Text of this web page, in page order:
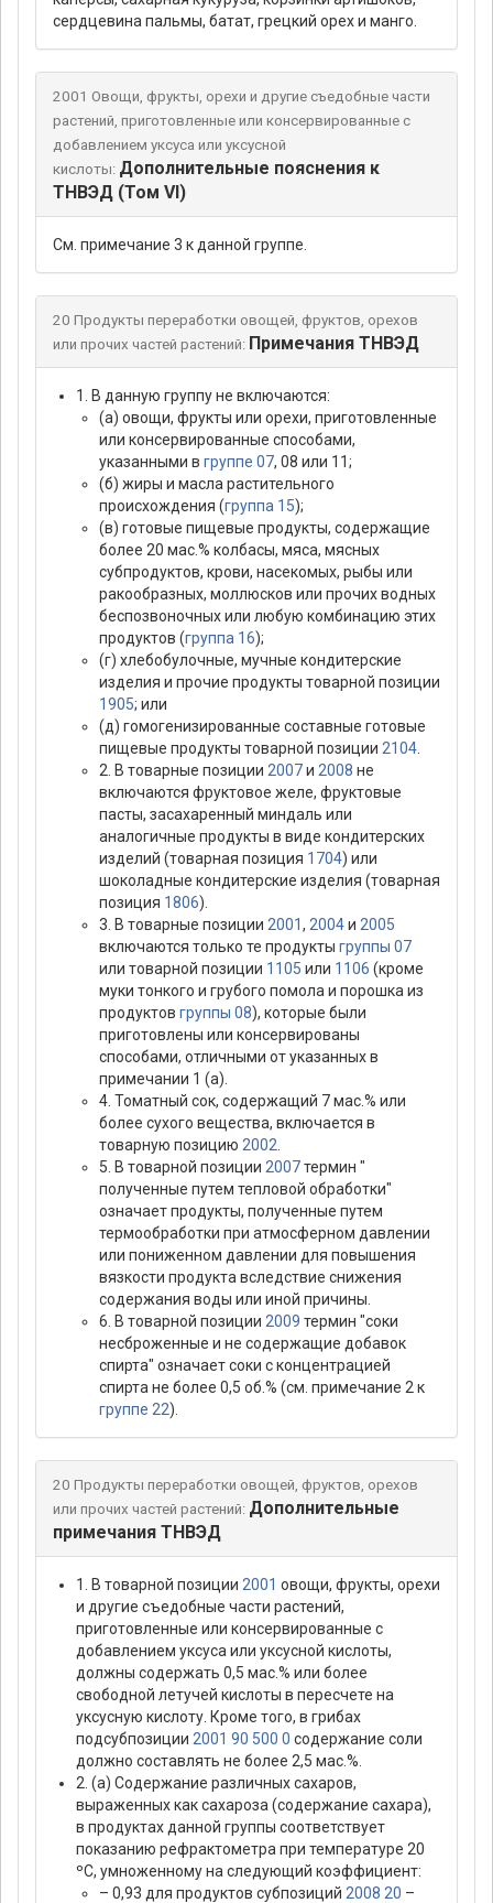
сердцевина пальмы, батат, грецкий орех и манго.
2001 Овощи, фрукты, орехи и другие съедобные части
растений, приготовленные или консервированные с
добавлением уксуса или уксусной
кислоты: Дополнительные пояснения к
ТНВЭД (Том VI)
См. примечание 3 к данной группе.
20 Продукты переработки овощей, фруктов, орехов
или прочих частей растений: Примечания ТНВЭД
1. В данную группу не включаются:
(а) овощи, фрукты или орехи, приготовленные
или консервированные способами,
указанными в группе 07, 08 или 11;
(б) жиры и масла растительного
происхождения (группа 15);
(в) готовые пищевые продукты, содержащие
более 20 мас.% колбасы, мяса, мясных
субпродуктов, крови, насекомых, рыбы или
ракообразных, моллюсков или прочих водных
беспозвоночных или любую комбинацию этих
продуктов (группа 16);
(г) хлебобулочные, мучные кондитерские
изделия и прочие продукты товарной позиции
1905; или
(д) гомогенизированные составные готовые
пищевые продукты товарной позиции 2104
2. В товарные позиции 2007и 2008 не
включаются фруктовое желе, фруктовые
пасты, засахаренный миндаль или
аналогичные продукты в виде кондитерских
изделий (товарная позиция 1704) или
шоколадные кондитерские изделия (товарная
позиция 1806).
3. В товарные позиции 2001, 2004и 2005
включаются только те продукты группы 07
или товарной позиции 1105 или 1106 (кроме
муки тонкого и грубого помола и порошка из
продуктов группы 08), которые были
приготовлены или консервированы
способами, отличными от указанных в
примечании 1 (а).
4. Томатный сок, содержащий 7 мас.% или
более сухого вещества, включается в
товарную позицию 2002
5. В товарной позиции 2007термин "
полученные путем тепловой обработки"
означает продукты, полученные путем
термообработки при атмосферном давлении
или пониженном давлении для повышения
вязкости продукта вследствие снижения
содержания воды или иной причины.
6. В товарной позиции 2009 термин "соки
несброженные и не содержащие добавок
спирта" означает соки с концентрацией
спирта не более 0,5 об.% (см. примечание 2 к
группе 22).
20 Продукты переработки овощей, фруктов, орехов
или прочих частей растений: Дополнительные
примечания ТНВЭД
1. В товарной позиции 2001 овощи, фрукты, орехи
и другие съедобные части растений,
приготовленные или консервированные с
добавлением уксуса или уксусной кислоты,
должны содержать 0,5 мас.% или более
свободной летучей кислоты в пересчете на
уксусную кислоту. Кроме того, в грибах
подсубпозиции 2001 90 500 0 содержание соли
должно составлять не более 2,5 мас.%.
2. (а) Содержание различных сахаров,
выраженных как сахароза (содержание сахара),
в продуктах данной группы соответствует
показанию рефрактометра при температуре 20
ºС, умноженному на следующий коэффициент:
– 0,93 для продуктов субпозиций 2008 20 –